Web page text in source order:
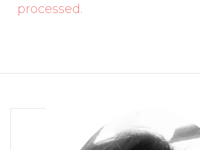
processed.